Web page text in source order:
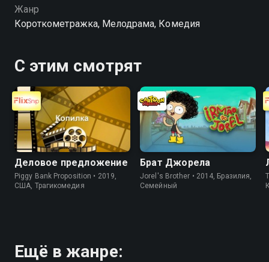
Жанр
Короткометражка, Мелодрама, Комедия
С этим смотрят
Деловое предложение
Piggy Bank Proposition • 2019,
США, Трагикомедия
Брат Джорела
Jorel's Brother • 2014, Бразилия,
Cемейный
Ещё в жанре: